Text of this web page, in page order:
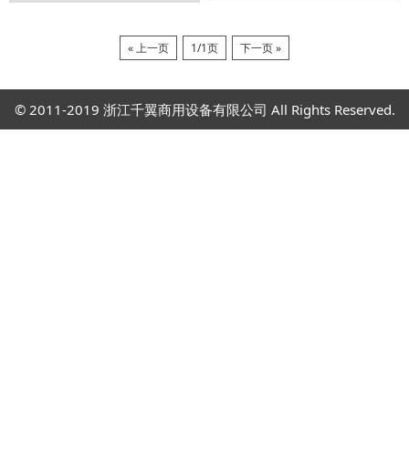
« 上一页 1/1页 下一页 »
© 2011-2019 浙江千翼商用设备有限公司 All Rights Reserved.